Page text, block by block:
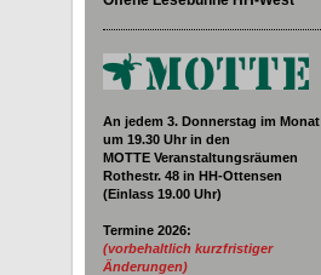
An jedem 3. Donnerstag im Monat
um 19.30 Uhr in den
MOTTE Veranstaltungsräumen
Rothestr. 48 in HH-Ottensen
(Einlass 19.00 Uhr)
Termine 2026:
(vorbehaltlich kurzfristiger
Änderungen)